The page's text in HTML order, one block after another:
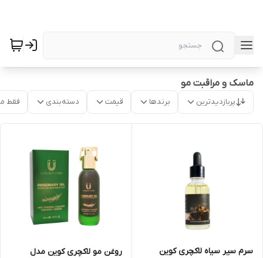
ماسک و مراقبت مو
پربازدیدترین برندها قیمت دسته‌بندی فقط
سرم سیر سیاه لاکچری کوین
روغن مو لاکچری کوین مدل